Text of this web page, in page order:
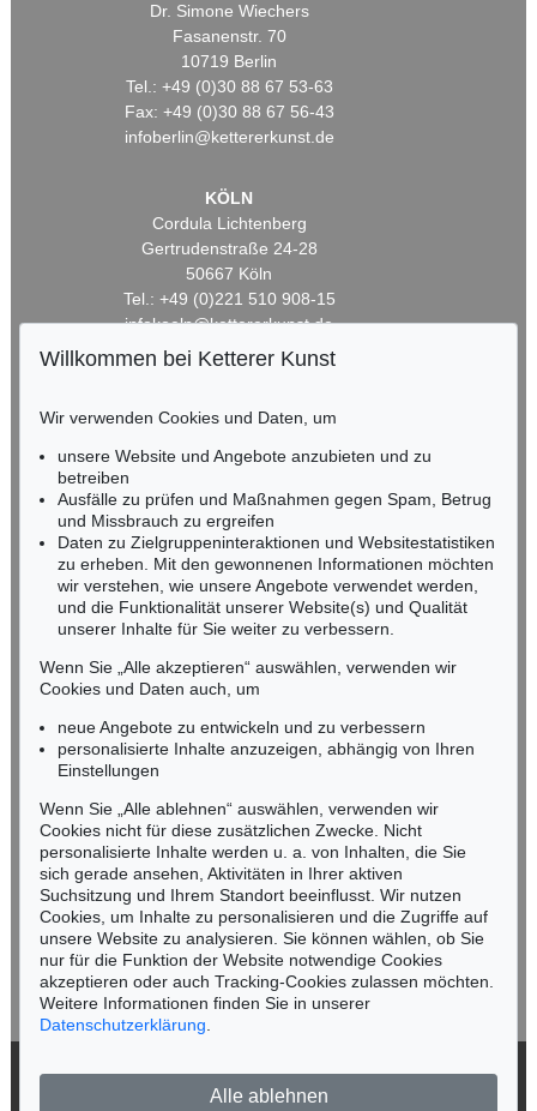
Dr. Simone Wiechers
Fasanenstr. 70
10719 Berlin
Tel.: +49 (0)30 88 67 53-63
Fax: +49 (0)30 88 67 56-43
infoberlin@kettererkunst.de
KÖLN
Cordula Lichtenberg
Gertrudenstraße 24-28
50667 Köln
Tel.: +49 (0)221 510 908-15
infokoeln@kettererkunst.de
HESSEN
Miriam Heß
Tel.: +49 (0)62 21 58 80-038
Fax: +49 (0)62 21 58 80-595
infoheidelberg@kettererkunst.de
NORDDEUTSCHLAND
Nico Kassel, M.A.
Mobil: +49 (0)171 8618661
n.kassel@kettererkunst.de
Keine Auktion mehr verpassen!
Wir informieren Sie rechtzeitig.
Jetzt zum Newsletter anmelden >
Willkommen bei Ketterer Kunst
Wir verwenden Cookies und Daten, um
unsere Website und Angebote anzubieten und zu
betreiben
Ausfälle zu prüfen und Maßnahmen gegen Spam, Betrug
und Missbrauch zu ergreifen
Daten zu Zielgruppeninteraktionen und Websitestatistiken
zu erheben. Mit den gewonnenen Informationen möchten
wir verstehen, wie unsere Angebote verwendet werden,
und die Funktionalität unserer Website(s) und Qualität
unserer Inhalte für Sie weiter zu verbessern.
Wenn Sie „Alle akzeptieren“ auswählen, verwenden wir
Cookies und Daten auch, um
neue Angebote zu entwickeln und zu verbessern
personalisierte Inhalte anzuzeigen, abhängig von Ihren
Einstellungen
Wenn Sie „Alle ablehnen“ auswählen, verwenden wir
Cookies nicht für diese zusätzlichen Zwecke. Nicht
personalisierte Inhalte werden u. a. von Inhalten, die Sie
sich gerade ansehen, Aktivitäten in Ihrer aktiven
Suchsitzung und Ihrem Standort beeinflusst. Wir nutzen
Cookies, um Inhalte zu personalisieren und die Zugriffe auf
unsere Website zu analysieren. Sie können wählen, ob Sie
nur für die Funktion der Website notwendige Cookies
akzeptieren oder auch Tracking-Cookies zulassen möchten.
Weitere Informationen finden Sie in unserer
Datenschutzerklärung
Alle ablehnen